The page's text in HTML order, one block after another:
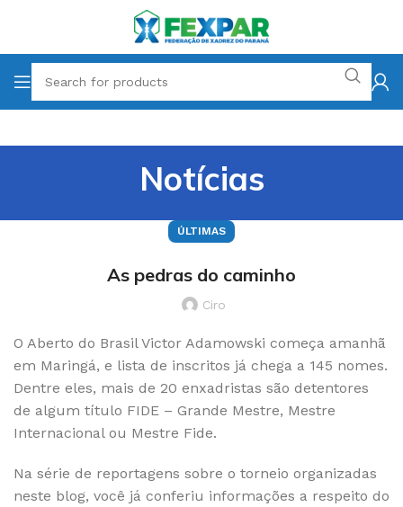
Notícias
ÚLTIMAS
As pedras do caminho
Ciro
O Aberto do Brasil Victor Adamowski começa amanhã
em Maringá, e lista de inscritos já chega a 145 nomes.
Dentre eles, mais de 20 enxadristas são detentores
de algum título FIDE – Grande Mestre, Mestre
Internacional ou Mestre Fide.
Na série de reportagens sobre o torneio organizadas
neste blog, você já conferiu informações a respeito do